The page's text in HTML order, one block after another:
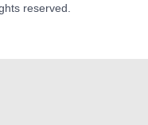
reserved.